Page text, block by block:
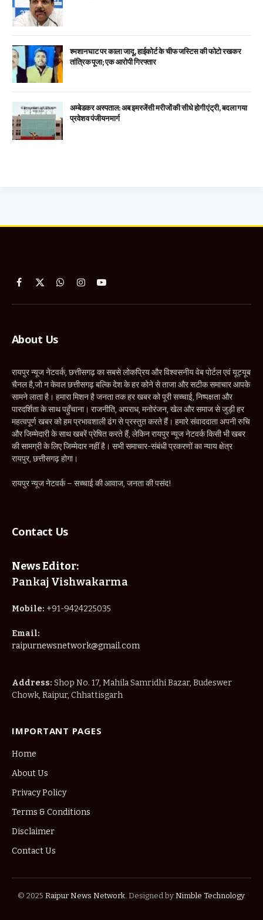
श्मशान घाट पर काला जादू, हाईकोर्ट के चीफ जस्टिस की फोटो रखकर
तांत्रिक पूजा; एक आरोपी गिरफ्तार
अम्बेडकर अस्पताल: अब इमरजेंसी मरीजों की सीधे होगी एंट्री, बदला गया
प्रवेश व पंजीयन मार्ग
Facebook
X
WhatsApp
InstagramYouTube
About Us
रायपुर न्यूज नेटवर्क, छत्तीसगढ़ का सबसे लोकप्रिय और विश्वसनीय वेब पोर्टल एवं यूट्यूब
चैनल है,जो न केवल छत्तीसगढ़ बल्कि देश के हर कोने से ताजा और सटीक समाचार आपके
सामने लाता है। हमारा मिशन है जनता तक हर खबर को पूरी सच्चाई, निष्पक्षता और
पारदर्शिता के साथ पहुँचाना। राजनीति, अपराध, मनोरंजन, खेल और समाज से जुड़ी हर
महत्वपूर्ण खबर को हम प्रभावशाली ढंग से प्रस्तुत करते हैं। हमारे संवाददाता अपनी रुचि
और जिम्मेदारी के साथ खबरें प्रेषित करते हैं, लेकिन रायपुर न्यूज नेटवर्क किसी भी खबर
की सामग्री के लिए जिम्मेदार नहीं है। सभी समाचार-संबंधी प्रकरणों का न्याय क्षेत्र
रायपुर, छत्तीसगढ़ होगा।
रायपुर न्यूज नेटवर्क – सच्चाई की आवाज, जनता की पसंद!
Contact Us
News Editor:
Pankaj Vishwakarma
Mobile: +91-9424225035
Email:
raipurnewsnetwork@gmail.com
Address: Shop No. 17, Mahila Samridhi Bazar, Budeswer
Chowk, Raipur, Chhattisgarh
IMPORTANT PAGES
Home
About Us
Privacy Policy
Terms & Conditions
Disclaimer
Contact Us
© 2025 Raipur News Network. Designed by Nimble Technology.